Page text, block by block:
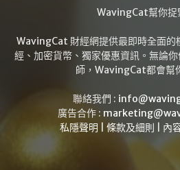
WavingCat幫你捉
WavingCat 財經網提供最即時全面的
經、加密貨幣、獨家優惠資訊。無論
師，WavingCat都會幫
聯絡我們 :
廣告合作 :
私隱聲明
條款及細則 內